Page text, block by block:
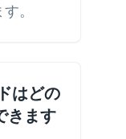
。
はどの
きます